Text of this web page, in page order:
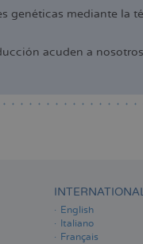
genéticas mediante la
acuden a
English
Italiano
Français